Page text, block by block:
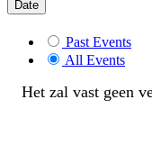
Date
Past Events
All Events
Het zal vast geen